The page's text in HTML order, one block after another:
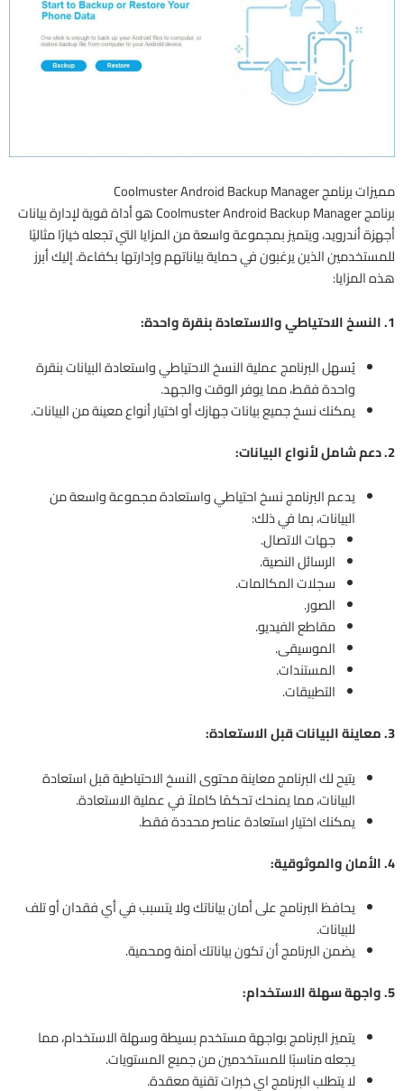
مميزات برنامج Coolmuster Android Backup Manager
برنامج Coolmuster Android Backup Manager هو أداة قوية لإدارة بيانات
أجهزة أندرويد، ويتميز بمجموعة واسعة من المزايا التي تجعله خيارًا مثاليًا
للمستخدمين الذين يرغبون في حماية بياناتهم وإدارتها بكفاءة. إليك أبرز
هذه المزايا:
1. النسخ الاحتياطي والاستعادة بنقرة واحدة:
يُسهل البرنامج عملية النسخ الاحتياطي واستعادة البيانات بنقرة
واحدة فقط، مما يوفر الوقت والجهد.
يمكنك نسخ جميع بيانات جهازك أو اختيار أنواع معينة من البيانات.
2. دعم شامل لأنواع البيانات:
يدعم البرنامج نسخ احتياطي واستعادة مجموعة واسعة من
البيانات، بما في ذلك:
جهات الاتصال.
الرسائل النصية.
سجلات المكالمات.
الصور.
مقاطع الفيديو.
الموسيقى.
المستندات.
التطبيقات.
3. معاينة البيانات قبل الاستعادة:
يتيح لك البرنامج معاينة محتوى النسخ الاحتياطية قبل استعادة
البيانات، مما يمنحك تحكمًا كاملاً في عملية الاستعادة.
يمكنك اختيار استعادة عناصر محددة فقط.
4. الأمان والموثوقية:
يحافظ البرنامج على أمان بياناتك ولا يتسبب في أي فقدان أو تلف
للبيانات.
يضمن البرنامج أن تكون بياناتك آمنة ومحمية.
5. واجهة سهلة الاستخدام:
يتميز البرنامج بواجهة مستخدم بسيطة وسهلة الاستخدام، مما
يجعله مناسبًا للمستخدمين من جميع المستويات.
لا يتطلب البرنامج اي خبرات تقنية معقدة.